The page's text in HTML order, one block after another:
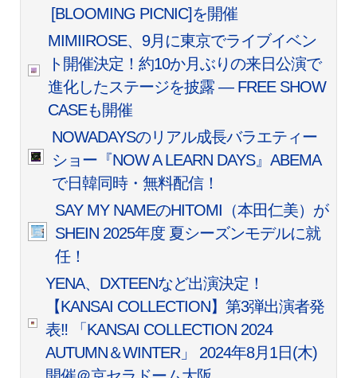
[BLOOMING PICNIC]を開催
MIMIIROSE、9月に東京でライブイベン
ト開催決定！約10か月ぶりの来日公演で
進化したステージを披露 — FREE SHOW
CASEも開催
NOWADAYSのリアル成長バラエティー
ショー『NOW A LEARN DAYS』ABEMA
で日韓同時・無料配信！
SAY MY NAMEのHITOMI（本田仁美）が
SHEIN 2025年度 夏シーズンモデルに就
任！
YENA、DXTEENなど出演決定！
【KANSAI COLLECTION】第3弾出演者発
表‼︎ 「KANSAI COLLECTION 2024
AUTUMN＆WINTER」 2024年8月1日(木)